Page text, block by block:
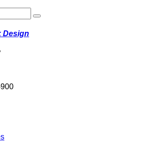
Design